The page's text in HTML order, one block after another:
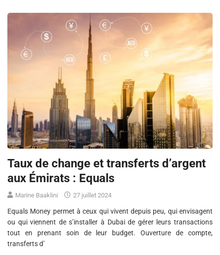
Taux de change et transferts d’argent
aux Émirats : Equals
Marine Baaklini 27 juillet 2024
Equals Money permet à ceux qui vivent depuis peu, qui envisagent
ou qui viennent de s’installer à Dubai de gérer leurs transactions
tout en prenant soin de leur budget. Ouverture de compte,
transferts d’